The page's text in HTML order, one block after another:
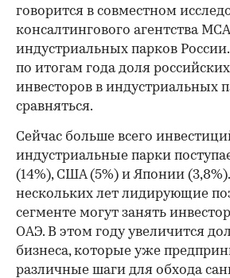
говорится в совместном
консалтингового агентства
индустриальных парков
по итогам года доля
инвесторов в индустриальных
сравняться.
Сейчас больше всего
индустриальные парки
(14%), США (5%) и Японии
нескольких лет лидирующие
сегменте могут занять
ОАЭ. В этом году увеличится
бизнеса, которые уже
различные шаги для обхода